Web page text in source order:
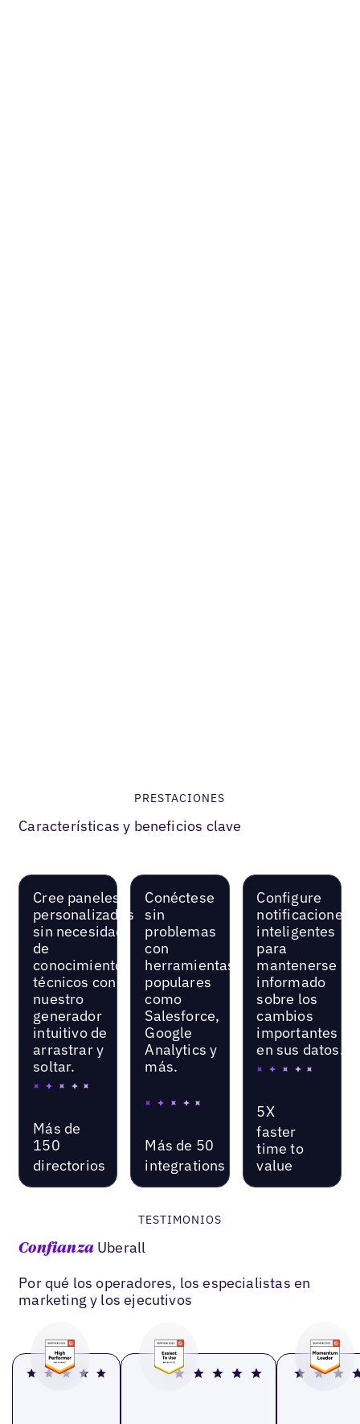
PRESTACIONES
Características y beneficios clave
Cree paneles
personalizados
sin necesidad
de
conocimientos
técnicos con
nuestro
generador
intuitivo de
arrastrar y
soltar.
Más de
150
directorios
Conéctese
sin
problemas
con
herramientas
populares
como
Salesforce,
Google
Analytics y
más.
Más de 50
integrations
Configure
notificaciones
inteligentes
para
mantenerse
informado
sobre los
cambios
importantes
en sus datos.
5X
faster
time to
value
TESTIMONIOS
ConfianzaUberall
Por qué los operadores, los especialistas en
marketing y los ejecutivos